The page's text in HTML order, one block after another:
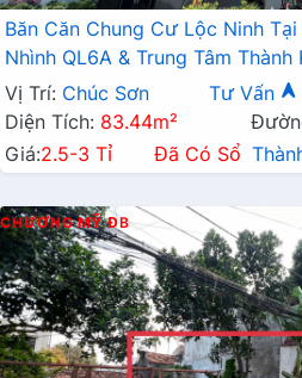
Băn Căn Chung Cư Lộc Ninh
Nhình QL6A & Trung Tâm Thành
Vị Trí: Chúc Sơn Tư Vấn
Diện Tích: 83.44m²
Giá:2.5-3 Tỉ Đã Có Sổ
CHƯƠNG MỸ ĐB